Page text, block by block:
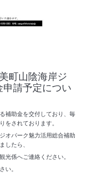
町山陰海岸ジ
請予定につい
補助金を交付しており、毎
をされております。
オパーク魅力活用総合補助
したら、
光係へご連絡ください。
い。